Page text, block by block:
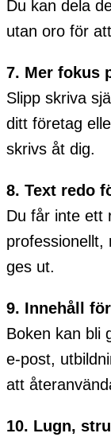
Du kan dela
utan oro för
7. Mer fokus
Slipp skriva
ditt företag
skrivs åt dig.
8. Text redo
Du får inte ett
professionellt,
ges ut.
9. Innehåll
Boken kan bli
e-post,
att
10. Lugn,